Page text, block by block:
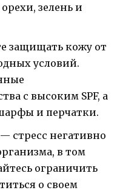
зелень и
защищать кожу от
условий.
с высоким SPF, а
и перчатки.
— стресс негативно
в том
ограничить
о своем